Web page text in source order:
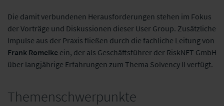
Die damit verbundenen Herausforderungen stehen im Fokus
der Vorträge und Diskussionen dieser User Group. Zusätzliche
Impulse aus der Praxis fließen durch die fachliche Leitung von
Frank Romeike ein, der als Geschäftsführer der RiskNET GmbH
über langjährige Erfahrungen zum Thema Solvency II verfügt.
Themenschwerpunkte